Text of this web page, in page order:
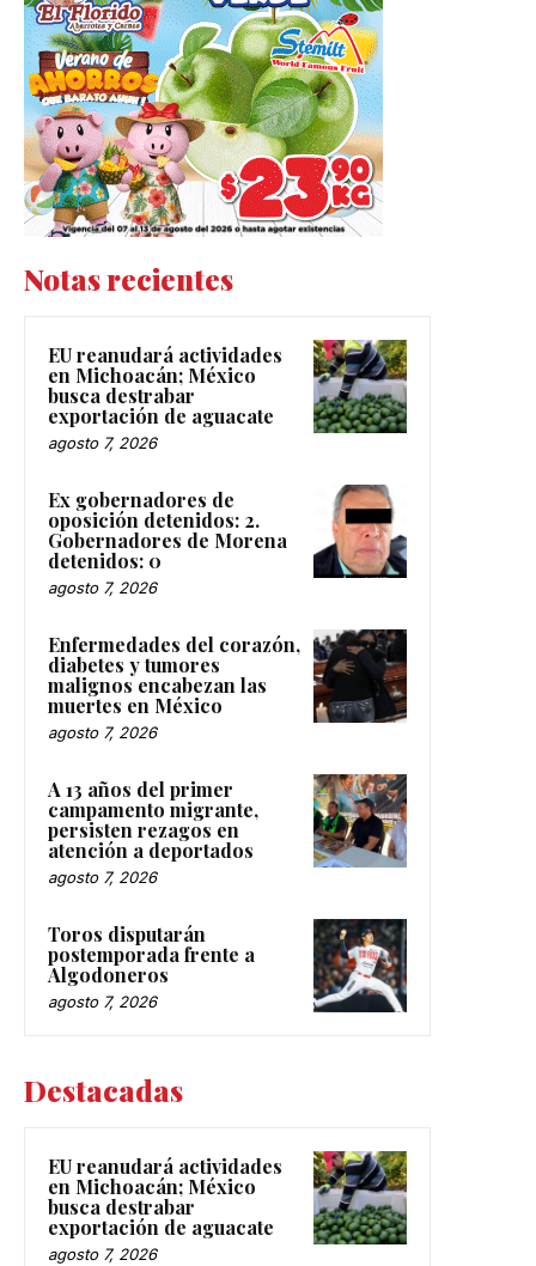
Notas recientes
EU reanudará actividades
en Michoacán; México
busca destrabar
exportación de aguacate
agosto 7, 2026
Ex gobernadores de
oposición detenidos: 2.
Gobernadores de Morena
detenidos: 0
agosto 7, 2026
Enfermedades del corazón,
diabetes y tumores
malignos encabezan las
muertes en México
agosto 7, 2026
A 13 años del primer
campamento migrante,
persisten rezagos en
atención a deportados
agosto 7, 2026
Toros disputarán
postemporada frente a
Algodoneros
agosto 7, 2026
Destacadas
EU reanudará actividades
en Michoacán; México
busca destrabar
exportación de aguacate
agosto 7, 2026